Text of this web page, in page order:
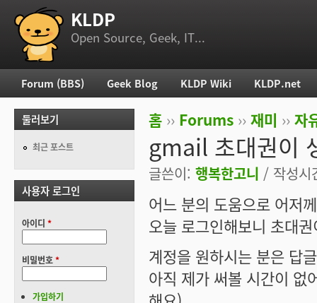
부 메뉴 KLDP
Open Source, Geek, IT...
현재 위치
홈 ›› Forums ›› 재미 ›› 자
gmail 초대권이
글쓴이: 행복한고니 / 작성
어느 분의 도움으로 어저
오늘 로그인해보니 초대
계정을 원하시는 분은 답
아직 제가 써볼 시간이 없
주 메뉴
Forum (BBS) Geek Blog KLDP Wiki KLDP.net
둘러보기
최근 포스트
사용자 로그인
아이디 *
비밀번호*
가입하기